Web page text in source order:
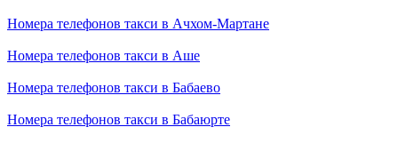
Номера телефонов такси в Ачхом-Мартане
Номера телефонов такси в Аше
Номера телефонов такси в Бабаево
Номера телефонов такси в Бабаюрте